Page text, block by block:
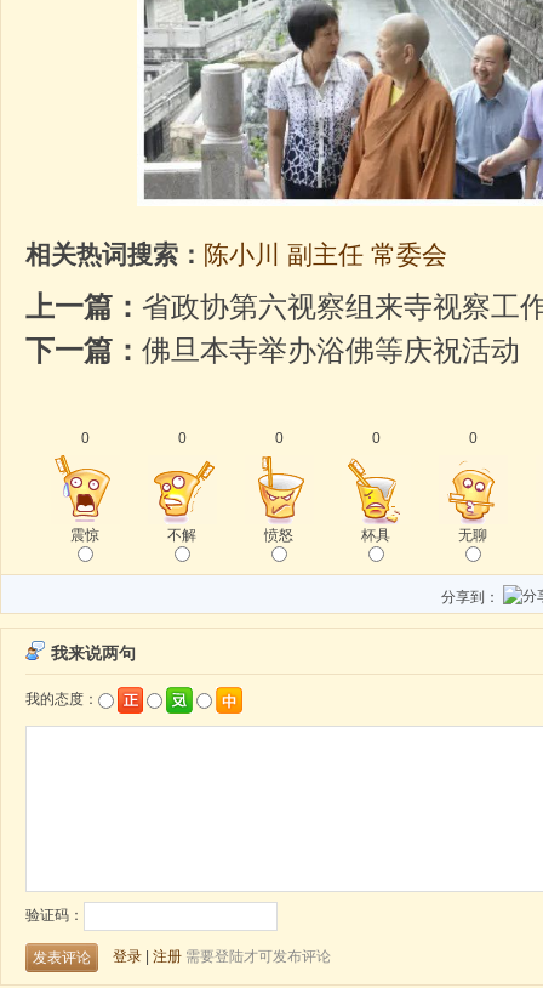
相关热词搜索： 陈小川 副主任 常委会
上一篇： 省政协第六视察组来寺视察工
下一篇： 佛旦本寺举办浴佛等庆祝活动
0
震惊
0
不解
0
愤怒
0
杯具
0
无聊
分享到：